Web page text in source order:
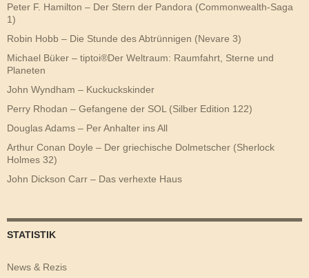
Peter F. Hamilton – Der Stern der Pandora (Commonwealth-Saga
1)
Robin Hobb – Die Stunde des Abtrünnigen (Nevare 3)
Michael Büker – tiptoi®Der Weltraum: Raumfahrt, Sterne und
Planeten
John Wyndham – Kuckuckskinder
Perry Rhodan – Gefangene der SOL (Silber Edition 122)
Douglas Adams – Per Anhalter ins All
Arthur Conan Doyle – Der griechische Dolmetscher (Sherlock
Holmes 32)
John Dickson Carr – Das verhexte Haus
STATISTIK
News & Rezis